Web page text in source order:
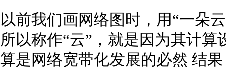
以前我们画网络图时，用“一朵
所以称作“云”，就是因为其计
算是网络宽带化发展的必然 结